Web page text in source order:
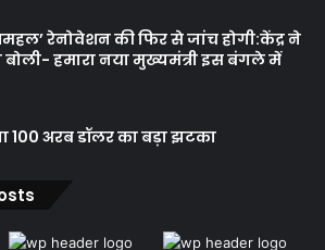
रेनोवेशन की फिर से जांच होगी:केंद्र ने
हमारा नया मुख्यमंत्री इस बंगले में
अरब डॉलर का बड़ा झटका